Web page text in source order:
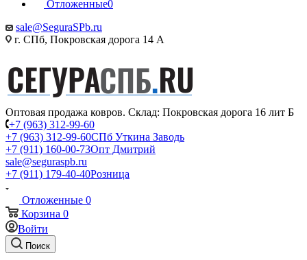
Отложенные0
sale@SeguraSPb.ru
г. СПб, Покровская дорога 14 А
Оптовая продажа ковров. Склад: Покровская дорога 16 лит Б
+7 (963) 312-99-60
+7 (963) 312-99-60СПб Уткина Заводь
+7 (911) 160-00-73Опт Дмитрий
sale@seguraspb.ru
+7 (911) 179-40-40Розница
Отложенные 0
Корзина 0
Войти
Поиск